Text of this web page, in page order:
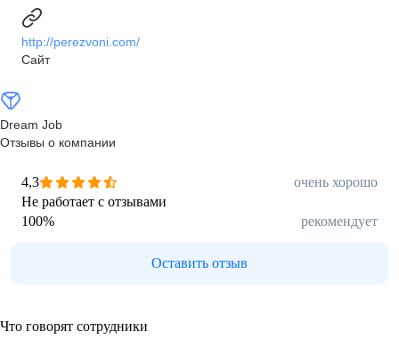
http://perezvoni.com/
Сайт
Dream Job
Отзывы о компании
4,3
очень хорошо
Не работает с отзывами
100% рекомендует
Оставить отзыв
Что говорят сотрудники